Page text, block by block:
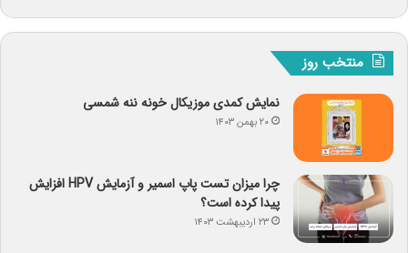
منتخب روز
نمایش کمدی موزیکال خونه ننه شمسی
۲۰ بهمن ۱۴۰۳
چرا میزان تست پاپ اسمیر و آزمایش HPV افزایش
پیدا کرده است؟
۲۳ اردیبهشت ۱۴۰۳